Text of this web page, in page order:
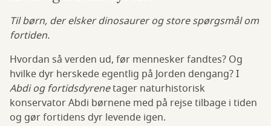
Til børn, der elsker dinosaurer og store spørgsmål om
fortiden.
Hvordan så verden ud, før mennesker fandtes? Og
hvilke dyr herskede egentlig på Jorden dengang? I
Abdi og fortidsdyrenetager naturhistorisk
konservator Abdi børnene med på rejse tilbage i tiden
og gør fortidens dyr levende igen.